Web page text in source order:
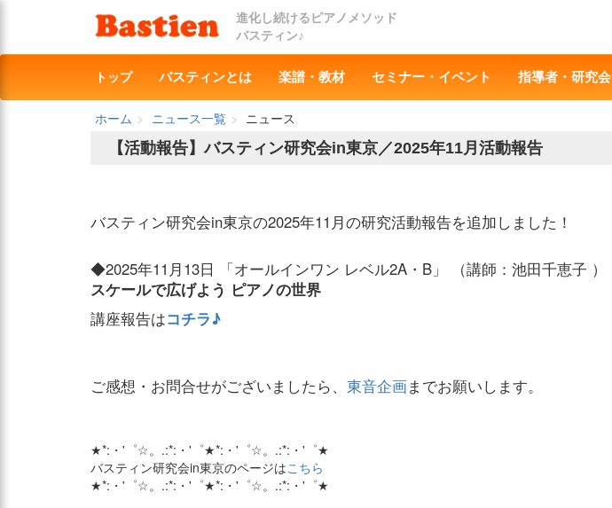
進化し続けるピアノメソッド
バスティン♪
トップ バスティンとは 楽譜・教材 セミナー・イベント 指導者・研究会
ホーム ニュース一覧
ニュース
【活動報告】バスティン研究会in東京／2025年11月活動報告
バスティン研究会in東京の2025年11月の研究活動報告を追加しました！
◆2025年11月13日 「オールインワン レベル2A・B」 （講師：池田千恵子 ）
スケールで広げよう ピアノの世界
講座報告はコチラ♪
ご感想・お問合せがございましたら、 東音企画までお願いします。
★*:・'゜☆。.:*:・'゜★*:・'゜☆。.:*:・'゜★
バスティン研究会in東京のページはこちら
★*:・'゜☆。.:*:・'゜★*:・'゜☆。.:*:・'゜★